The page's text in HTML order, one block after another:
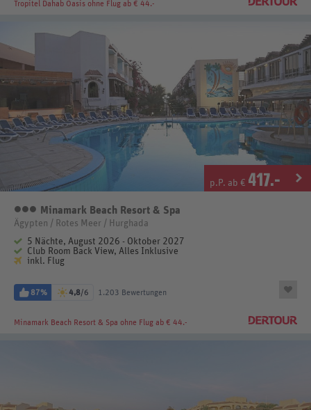
Tropitel Dahab Oasis ohne Flug ab € 44.-
p.P. ab € 417.-
3 Sterne
Minamark Beach Resort & Spa
Ägypten / Rotes Meer / Hurghada
5 Nächte, August 2026 - Oktober 2027
Club Room Back View, Alles Inklusive
inkl. Flug
87% 4,8/6 1.203 Bewertungen
Minamark Beach Resort & Spa ohne Flug ab € 44.-